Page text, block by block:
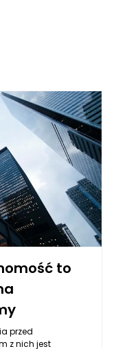
to
przed
z nich jest